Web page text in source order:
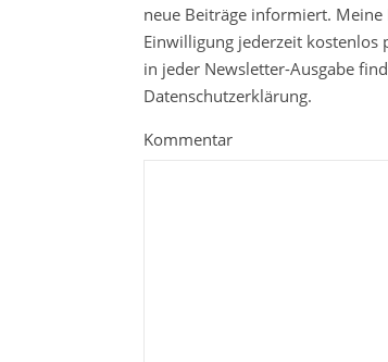
neue Beiträge informiert. Meine
Einwilligung jederzeit kostenlos
in jeder Newsletter-Ausgabe
Datenschutzerklärung.
Kommentar